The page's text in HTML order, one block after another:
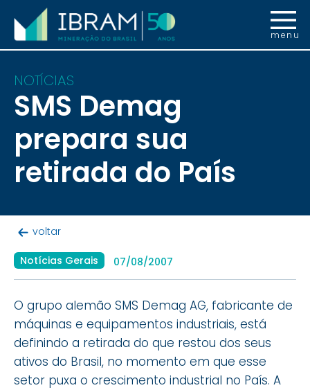
menu
NOTÍCIAS
SMS Demag
prepara sua
retirada do País
voltar
Notícias Gerais 07/08/2007
O grupo alemão SMS Demag AG, fabricante de
máquinas e equipamentos industriais, está
definindo a retirada do que restou dos seus
ativos do Brasil, no momento em que esse
setor puxa o crescimento industrial no País. A